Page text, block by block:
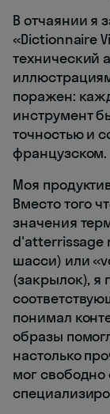
В отчаянии я
«Dictionnaire
технический
поражен:
инструмент
точностью и
французском.
Моя
Вместо того
значения
d'atterrissage
шасси) или
(закрылок), я
понимал
образы
настолько
мог свободно